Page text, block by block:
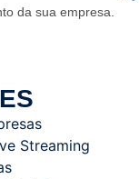
da sua empresa.
Streaming